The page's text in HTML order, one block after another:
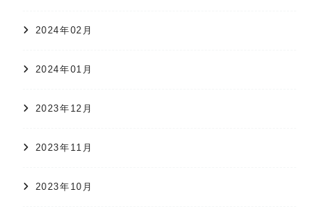
2024年02月
2024年01月
2023年12月
2023年11月
2023年10月